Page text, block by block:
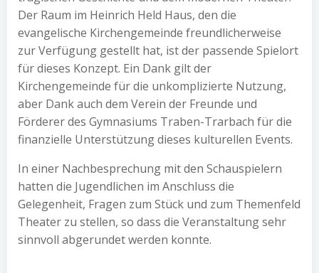
Der Raum im Heinrich Held Haus, den die
evangelische Kirchengemeinde freundlicherweise
zur Verfügung gestellt hat, ist der passende Spielort
für dieses Konzept. Ein Dank gilt der
Kirchengemeinde für die unkomplizierte Nutzung,
aber Dank auch dem Verein der Freunde und
Förderer des Gymnasiums Traben-Trarbach für die
finanzielle Unterstützung dieses kulturellen Events.
In einer Nachbesprechung mit den Schauspielern
hatten die Jugendlichen im Anschluss die
Gelegenheit, Fragen zum Stück und zum Themenfeld
Theater zu stellen, so dass die Veranstaltung sehr
sinnvoll abgerundet werden konnte.